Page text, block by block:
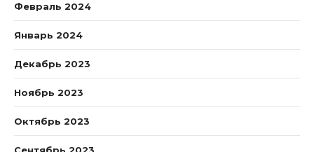
Февраль 2024
Январь 2024
Декабрь 2023
Ноябрь 2023
Октябрь 2023